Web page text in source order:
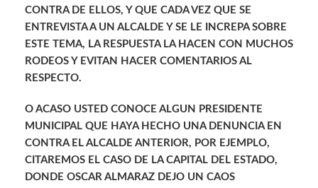
CONTRA DE ELLOS, Y QUE CADA VEZ QUE SE
ENTREVISTA A UN ALCALDE Y SE LE INCREPA SOBRE
ESTE TEMA, LA RESPUESTA LA HACEN CON MUCHOS
RODEOS Y EVITAN HACER COMENTARIOS AL
RESPECTO.
O ACASO USTED CONOCE ALGUN PRESIDENTE
MUNICIPAL QUE HAYA HECHO UNA DENUNCIA EN
CONTRA EL ALCALDE ANTERIOR, POR EJEMPLO,
CITAREMOS EL CASO DE LA CAPITAL DEL ESTADO,
DONDE OSCAR ALMARAZ DEJO UN CAOS